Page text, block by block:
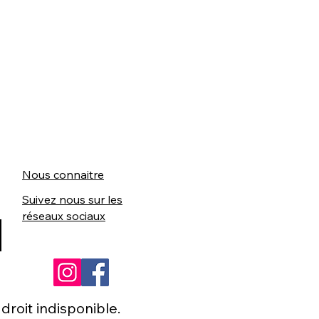
Nous connaitre
Suivez nous sur les
réseaux sociaux
indisponible.